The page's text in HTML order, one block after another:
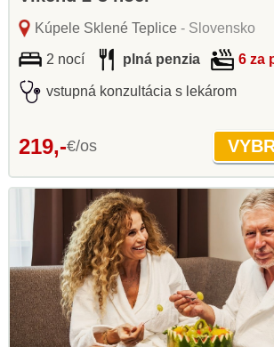
Kúpele Sklené Teplice- Slovensko
2 nocí plná penzia 6 za
vstupná konzultácia s lekárom
219,-€/os